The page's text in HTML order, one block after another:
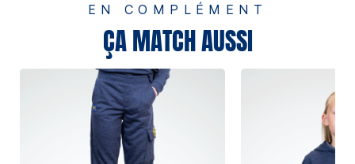
EN COMPLÉMENT
ÇA MATCH AUSSI